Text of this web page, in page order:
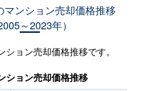
万円 東区役所前
万円 東区役所前
万円 札幌(ＪＲ)
マンション売却価格推移
～2023年）
ョン売却価格推移です。
ション売却価格推移